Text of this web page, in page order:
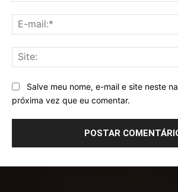
Salve meu nome, e-mail e site neste
próxima vez que eu comentar.